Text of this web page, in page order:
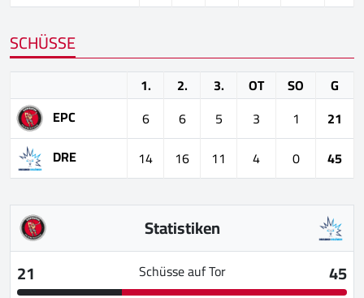
SCHÜSSE
1. 2. 3. OT SO
G
EPC
6 6 5 3 1
21
DRE
14 16 11 4 0 45
Statistiken
21
Schüsse auf Tor
45